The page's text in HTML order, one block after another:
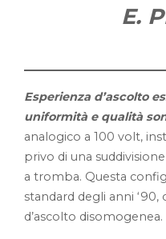
E.
Esperienza d’ascolto
uniformità e qualità
analogico a 100 volt,
privo di una
a tromba. Questa
standard degli anni ‘90,
d’ascolto disomogenea.